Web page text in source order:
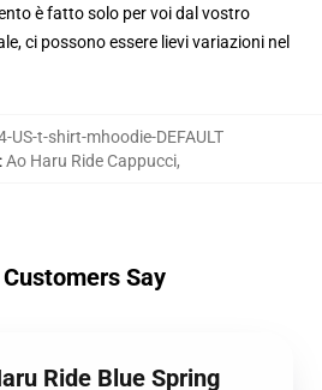
è fatto solo per voi dal vostro
ci possono essere lievi variazioni nel
US-t-shirt-mhoodie-DEFAULT
Ao Haru Ride Cappucci,
Say
Ride Blue Spring